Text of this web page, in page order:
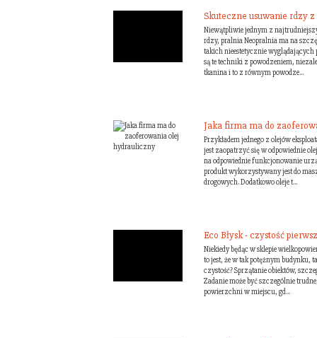
Skuteczne usuwanie rdzy z
Niewątpliwie jednym z
rdzy, pralnia Neopralnia ma na
takich nieestetycznie wyglądających
są te techniki z powodzeniem,
tkanina i to z równym powodze...
Jaka firma ma do
Przykładem jednego z olejów
jest zaopatrzyć się w odpowiednie
na odpowiednie funkcjonowanie
produkt wykorzystywany jest do
drogowych. Dodatkowo oleje t...
Eco Błysk - czystość
Niekiedy będąc w sklepie
to jest, że w tak potężnym budynku,
czystość? Sprzątanie obiektów,
Zadanie może być szczególnie
powierzchni w miejscu, gd...